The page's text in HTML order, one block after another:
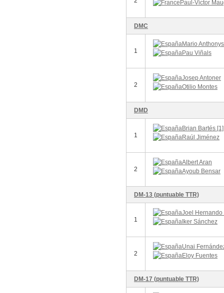
Paul-Victor
DMC
1
Mario
Pau Viñals
2
Josep Antoner
Otilio Montes
DMD
1
Brian Bartés [1]
Raúl Jiménez
2
Albert Aran
Ayoub Bensar
DM-13 (puntuable TTR)
1
Joel Hernando
Iker Sánchez
2
Unai
Eloy Fuentes
DM-17 (puntuable TTR)